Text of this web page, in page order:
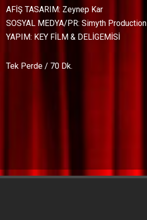
AFİŞ TASARIM: Zeynep Kar
SOSYAL MEDYA/PR: Simyth Production
YAPIM: KEY FİLM & DELİGEMİSİ
Tek Perde / 70 Dk.